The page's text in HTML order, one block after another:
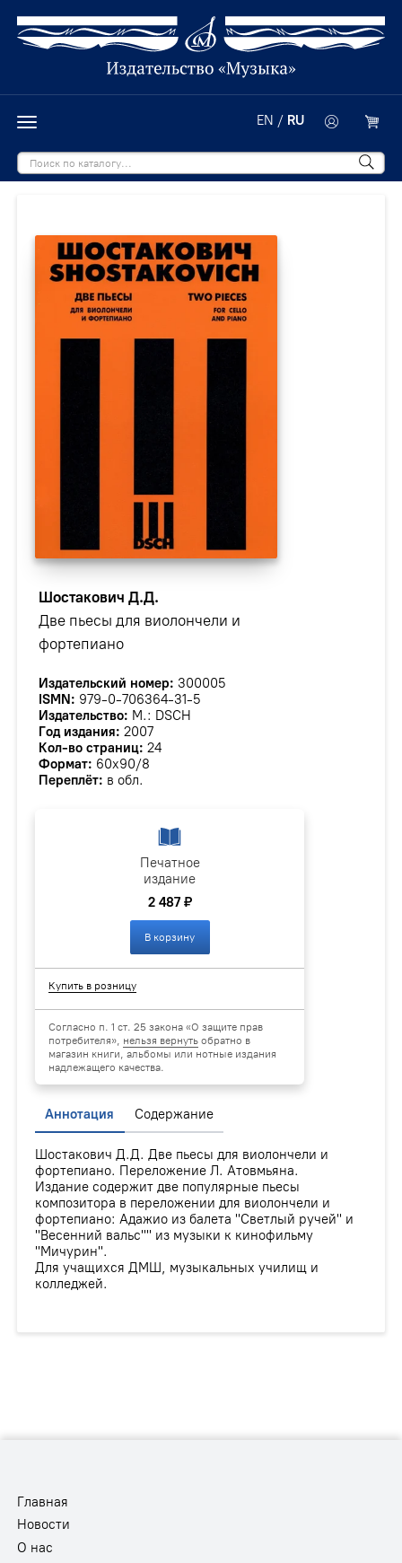
EN / RU
Шостакович Д.Д.
Две пьесы для виолончели и
фортепиано
Издательский номер: 300005
ISMN: 979-0-706364-31-5
Издательство: М.: DSCH
Год издания: 2007
Кол-во страниц: 24
Формат: 60х90/8
Переплёт: в обл.
Печатное
издание
2 487 ₽
В корзину
Купить в розницу
Согласно п. 1 ст. 25 закона «О защите прав
потребителя», нельзя вернуть обратно в
магазин книги, альбомы или нотные издания
надлежащего качества.
Аннотация Содержание
Шостакович Д.Д. Две пьесы для виолончели и
фортепиано. Переложение Л. Атовмьяна.
Издание содержит две популярные пьесы
композитора в переложении для виолончели и
фортепиано: Адажио из балета "Светлый ручей" и
"Весенний вальс"" из музыки к кинофильму
"Мичурин".
Для учащихся ДМШ, музыкальных училищ и
колледжей.
Главная
Новости
О нас